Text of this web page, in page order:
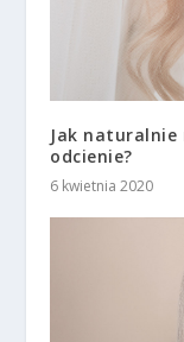
Jak naturalnie
odcienie?
6 kwietnia 2020